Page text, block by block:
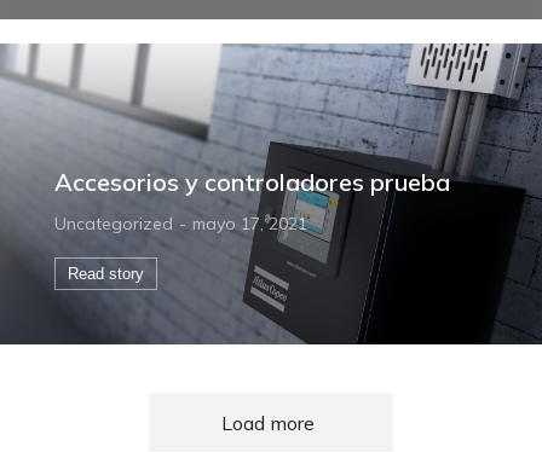
Accesorios y controladores prueba
Uncategorized mayo 17, 2021
Read story
Load more